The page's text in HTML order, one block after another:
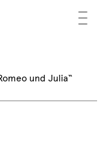
—
—
—
und Julia“